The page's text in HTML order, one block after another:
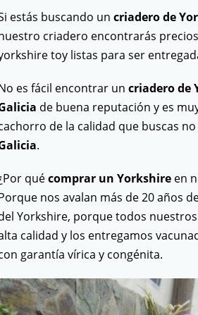
estás buscando un criadero de
criadero encontrarás
toy listas para ser
es fácil encontrar un criadero de
de buena reputación y es
de la calidad que buscas
.
quécomprar un Yorkshire en
nos avalan más de 20 años
Yorkshire, porque todos
calidad y los entregamos
garantía vírica y congénita.